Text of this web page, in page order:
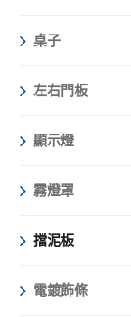
桌子
左右門板
顯示燈
霧燈罩
擋泥板
電鍍飾條